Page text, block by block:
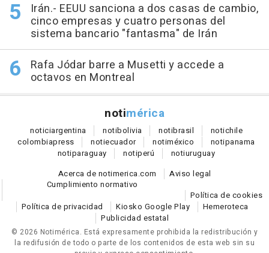
Irán.- EEUU sanciona a dos casas de cambio,
cinco empresas y cuatro personas del
sistema bancario "fantasma" de Irán
Rafa Jódar barre a Musetti y accede a
octavos en Montreal
notimérica
noticiargentina notibolivia notibrasil notichile
colombiapress notiecuador notiméxico notipanama
notiparaguay notiperú notiuruguay
Acerca de notimerica.com
Aviso legal
Cumplimiento normativo
Política de cookies
Política de privacidad
Kiosko Google Play
Hemeroteca
Publicidad estatal
© 2026 Notimérica. Está expresamente prohibida la redistribución y
la redifusión de todo o parte de los contenidos de esta web sin su